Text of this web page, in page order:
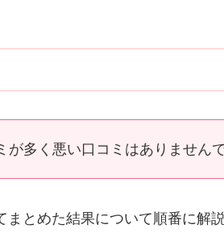
多く悪い口コミはありませんで
とめた結果について順番に解